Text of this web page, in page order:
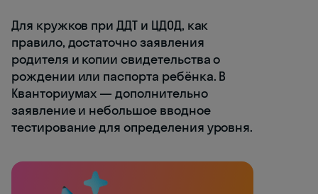
Для кружков при ДДТ и ЦДОД, как
правило, достаточно заявления
родителя и копии свидетельства о
рождении или паспорта ребёнка. В
Кванториумах — дополнительно
заявление и небольшое вводное
тестирование для определения уровня.